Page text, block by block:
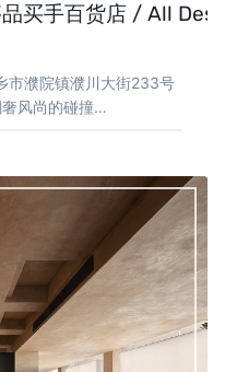
品买手百货店 / All
市濮院镇濮川大街233号
风尚的碰撞…